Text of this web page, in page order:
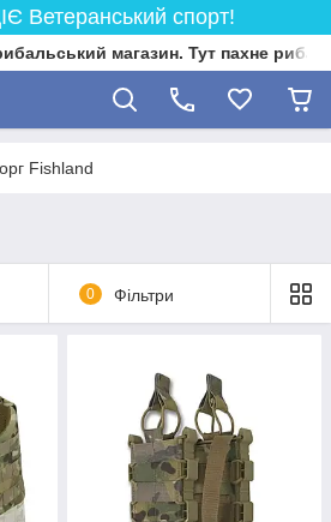
Ветеранський спорт!
магазин. Тут пахне
Fishland
0 Фільтри